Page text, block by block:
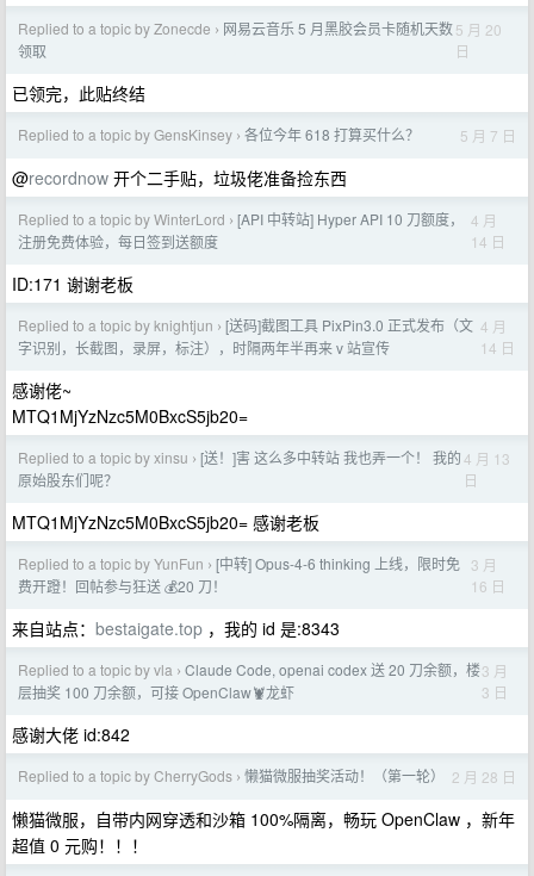
Replied to a topic by Zonecde › 网易云音乐 5 月黑胶会员卡随机天数
领取
5 月 20
日
已领完，此贴终结
Replied to a topic by GensKinsey › 各位今年 618 打算买什么？ 5 月 7 日
@recordnow 开个二手贴，垃圾佬准备捡东西
Replied to a topic by WinterLord › [API 中转站] Hyper API 10 刀额度，
注册免费体验，每日签到送额度
4 月
14 日
ID:171 谢谢老板
Replied to a topic by knightjun › [送码]截图工具 PixPin3.0 正式发布（文
字识别，长截图，录屏，标注），时隔两年半再来 v 站宣传
4 月
14 日
感谢佬~
MTQ1MjYzNzc5M0BxcS5jb20=
Replied to a topic by xinsu › [送！]害 这么多中转站 我也弄一个！ 我的
原始股东们呢？
4 月 13
日
MTQ1MjYzNzc5M0BxcS5jb20= 感谢老板
Replied to a topic by YunFun › [中转] Opus-4-6 thinking 上线，限时免
费开蹬！回帖参与狂送 💰20 刀！
3 月
16 日
来自站点： bestaigate.top ，我的 id 是:8343
Replied to a topic by vla › Claude Code, openai codex 送 20 刀余额，楼
层抽奖 100 刀余额，可接 OpenClaw🦞龙虾
3 月
3 日
感谢大佬 id:842
Replied to a topic by CherryGods › 懒猫微服抽奖活动！（第一轮） 2 月 28 日
懒猫微服，自带内网穿透和沙箱 100%隔离，畅玩 OpenClaw ，新年
超值 0 元购！！！